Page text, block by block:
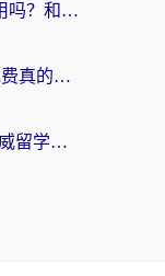
海外党纠结？快帆TV版VPN好用吗？和扇贝手游VPN对比哪个回国效果更好？
海外党必看：免费加速器永久免费真的存在吗？教你选对回国加速器无缝刷国内资源
ChickCN和夏时国际好用吗？挪威留学生亲测3款回国加速器，附穿梭和加速喵对比指南